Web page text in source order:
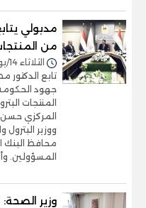
مدبولي
من
الثلاثاء 14/يوليو/2026 - 09:42 ص
تابع
جهود الحكومة
المنتجات
المركزي حسن
ووزير البترول
محافظ البنك
المسؤولين.
وزير